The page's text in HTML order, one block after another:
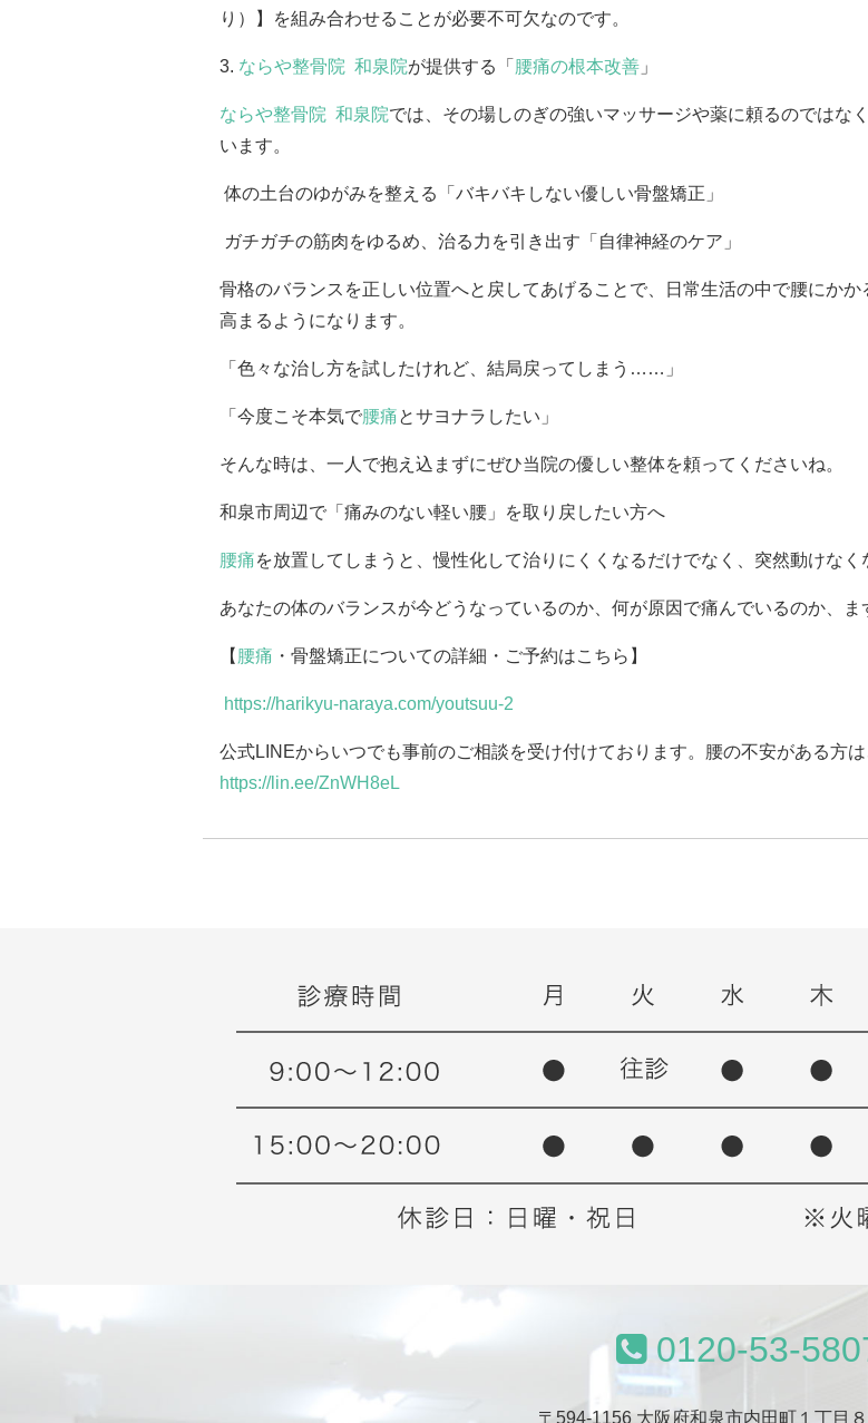
り）】を組み合わせることが必要不可欠なのです。
3. ならや整骨院 和泉院が提供する「 腰痛の根本改善 」
ならや整骨院 和泉院では、その場しのぎの強いマッサージや薬に頼るのではな
います。
体の土台のゆがみを整える「バキバキしない優しい骨盤矯正」
ガチガチの筋肉をゆるめ、治る力を引き出す「自律神経のケア」
骨格のバランスを正しい位置へと戻してあげることで、日常生活の中で腰にか
高まるようになります。
「色々な治し方を試したけれど、結局戻ってしまう……」
「今度こそ本気で腰痛とサヨナラしたい」
そんな時は、一人で抱え込まずにぜひ当院の優しい整体を頼ってくださいね。
和泉市周辺で「痛みのない軽い腰」を取り戻したい方へ
腰痛を放置してしまうと、慢性化して治りにくくなるだけでなく、突然動けなく
あなたの体のバランスが今どうなっているのか、何が原因で痛んでいるのか、ま
【 腰痛 ・骨盤矯正についての詳細・ご予約はこちら】
https://harikyu-naraya.com/youtsuu-2
公式LINEからいつでも事前のご相談を受け付けております。腰の不安がある方
https://lin.ee/ZnWH8eL
0120-53-
〒594-1156 大阪府和泉市内田町１丁目